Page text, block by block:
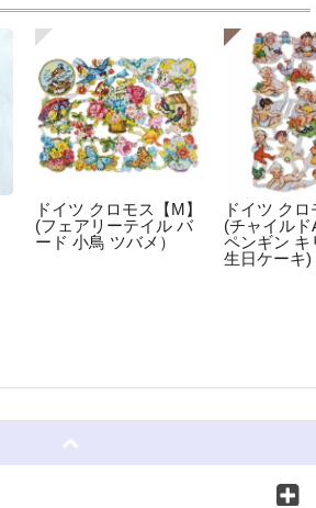
ドイツ クロモス【M】
(フェアリーテイル バ
ード 小鳥 ツバメ）
ドイツ ク
(チャイルド
ペンギン キ
生日ケーキ)